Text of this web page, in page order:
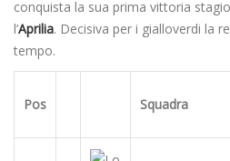
conquista la sua prima vittoria
l’Aprilia. Decisiva per i gialloverdi la
tempo.
Pos Squadra